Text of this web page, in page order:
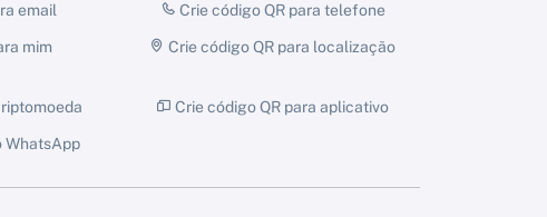
email Crie código QR para telefone
mim Crie código QR para localização
Crie código QR para aplicativo
WhatsApp